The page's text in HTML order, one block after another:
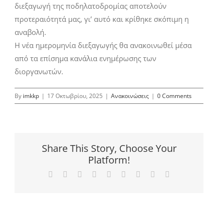
διεξαγωγή της ποδηλατοδρομίας αποτελούν
προτεραιότητά μας, γι’ αυτό και κρίθηκε σκόπιμη η
αναβολή.
Η νέα ημερομηνία διεξαγωγής θα ανακοινωθεί μέσα
από τα επίσημα κανάλια ενημέρωσης των
διοργανωτών.
By imkkp | 17 Οκτωβρίου, 2025 | Ανακοινώσεις | 0 Comments
Share This Story, Choose Your
Platform!
Facebook Reddit LinkedInWhatsApp
TumblrPinterest